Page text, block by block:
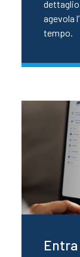
agevola
tempo.